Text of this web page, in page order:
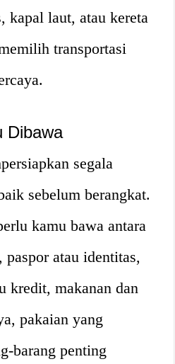
kapal laut, atau kereta
transportasi
Dibawa
segala
sebelum berangkat.
kamu bawa antara
atau identitas,
kredit, makanan dan
pakaian yang
barang penting